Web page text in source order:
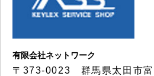
有限会社ネットワーク
〒373-0023 群馬県太田市